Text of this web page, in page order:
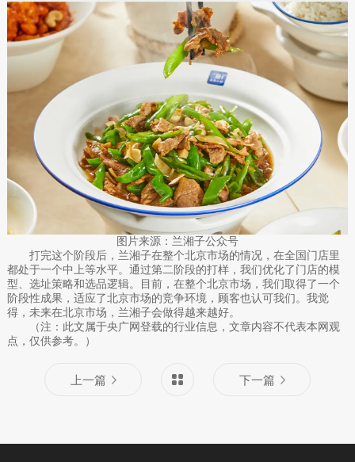
图片来源：兰湘子公众号
打完这个阶段后，兰湘子在整个北京市场的情况，在全国门店里
都处于一个中上等水平。通过第二阶段的打样，我们优化了门店的模
型、选址策略和选品逻辑。目前，在整个北京市场，我们取得了一个
阶段性成果，适应了北京市场的竞争环境，顾客也认可我们。我觉
得，未来在北京市场，兰湘子会做得越来越好。
（注：此文属于央广网登载的行业信息，文章内容不代表本网观
点，仅供参考。）
上一篇 下一篇